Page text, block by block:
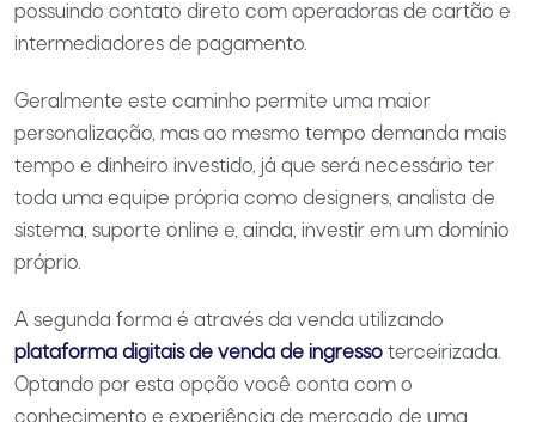
possuindo contato direto com operadoras de cartão e
intermediadores de pagamento.
Geralmente este caminho permite uma maior
personalização, mas ao mesmo tempo demanda mais
tempo e dinheiro investido, já que será necessário ter
toda uma equipe própria como designers, analista de
sistema, suporte online e, ainda, investir em um domínio
próprio.
A segunda forma é através da venda utilizando
plataforma digitais de venda de ingresso terceirizada.
Optando por esta opção você conta com o
conhecimento e experiência de mercado de uma